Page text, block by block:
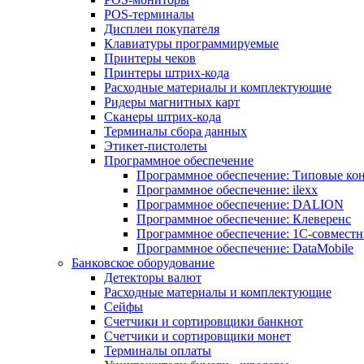
POS-терминалы
Дисплеи покупателя
Клавиатуры программируемые
Принтеры чеков
Принтеры штрих-кода
Расходные материалы и комплектующие
Ридеры магнитных карт
Сканеры штрих-кода
Терминалы сбора данных
Этикет-пистолеты
Программное обеспечение
Программное обеспечение: Типовые
Программное обеспечение: ilexx
Программное обеспечение: DALION
Программное обеспечение: Клеверенс
Программное обеспечение: 1С-
Программное обеспечение: DataMobile
Банковское оборудование
Детекторы валют
Расходные материалы и комплектующие
Сейфы
Счетчики и сортировщики банкнот
Счетчики и сортировщики монет
Терминалы оплаты